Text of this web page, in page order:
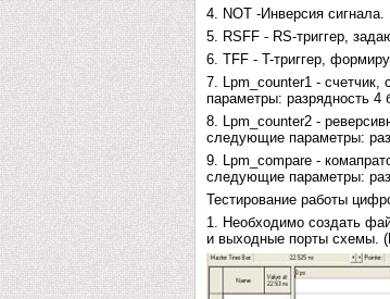
4. NOT -Инверсия сигнала.
5. RSFF - RS-триггер,
6. TFF - T-триггер,
7. Lpm_counter1 -
параметры: разрядность 4
8. Lpm_counter2 -
следующие параметры:
9. Lpm_compare -
следующие параметры:
Тестирование работы
1. Необходимо создать
и выходные порты схемы.